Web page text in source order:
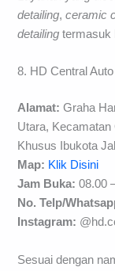
detailing,ceramic
detailingtermasuk
8. HD Central
Alamat:Graha
Utara,
Khusus Ibukota
Map: Klik Disini
Jam Buka:08.00
No. Telp/
Instagram:
Sesuai dengan